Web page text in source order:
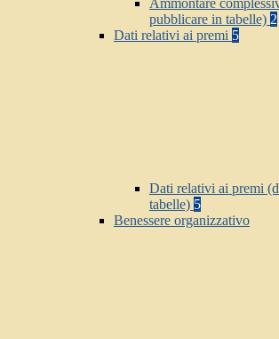
Ammontare
pubblicare in tabelle) 2
Dati relativi ai premi 5
Dati relativi ai premi
tabelle) 5
Benessere organizzativo